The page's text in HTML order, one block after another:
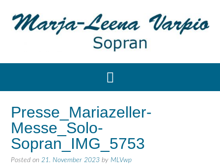
Presse_Mariazeller-
Messe_Solo-
Sopran_IMG_5753
Posted on 21. November 2023 by MLVwp